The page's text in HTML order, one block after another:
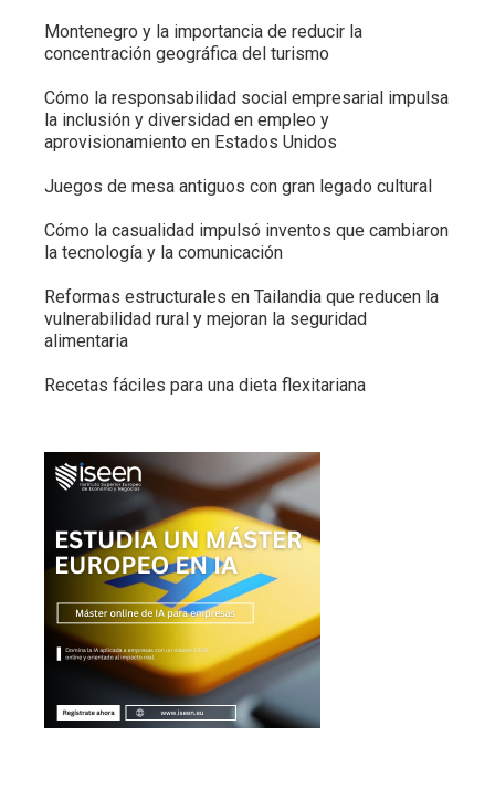
Montenegro y la importancia de reducir la
concentración geográfica del turismo
Cómo la responsabilidad social empresarial impulsa
la inclusión y diversidad en empleo y
aprovisionamiento en Estados Unidos
Juegos de mesa antiguos con gran legado cultural
Cómo la casualidad impulsó inventos que cambiaron
la tecnología y la comunicación
Reformas estructurales en Tailandia que reducen la
vulnerabilidad rural y mejoran la seguridad
alimentaria
Recetas fáciles para una dieta flexitariana